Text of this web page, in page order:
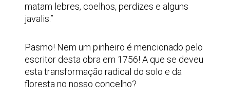
matam lebres, coelhos, perdizes e alguns
javalis.”
Pasmo! Nem um pinheiro é mencionado pelo
escritor desta obra em 1756! A que se deveu
esta transformação radical do solo e da
floresta no nosso concelho?